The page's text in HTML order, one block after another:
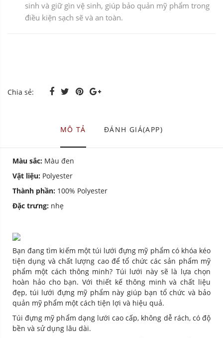
sinh và giữ gìn vệ sinh, giúp bảo quản mỹ phẩm trong
điều kiện sạch sẽ và an toàn.
Chia sẻ:
MÔ TẢ ĐÁNH GIÁ(APP)
Màu sắc: Màu đen
Vật liệu: Polyester
Thành phần: 100% Polyester
Đặc trưng: nhẹ
Bạn đang tìm kiếm một túi lưới đựng mỹ phẩm có khóa kéo
tiện dụng và chất lượng cao để tổ chức các sản phẩm mỹ
phẩm một cách thông minh? Túi lưới này sẽ là lựa chọn
hoàn hảo cho bạn. Với thiết kế thông minh và chất liệu
đẹp, túi lưới đựng mỹ phẩm này giúp bạn tổ chức và bảo
quản mỹ phẩm một cách tiện lợi và hiệu quả.
Túi đựng mỹ phẩm dạng lưới cao cấp, không dễ rách, có độ
bền và sử dụng lâu dài.